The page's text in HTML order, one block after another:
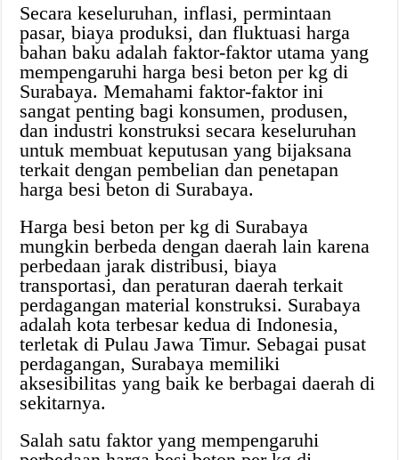
Secara keseluruhan, inflasi, permintaan
pasar, biaya produksi, dan fluktuasi harga
bahan baku adalah faktor-faktor utama yang
mempengaruhi harga besi beton per kg di
Surabaya. Memahami faktor-faktor ini
sangat penting bagi konsumen, produsen,
dan industri konstruksi secara keseluruhan
untuk membuat keputusan yang bijaksana
terkait dengan pembelian dan penetapan
harga besi beton di Surabaya.
Harga besi beton per kg di Surabaya
mungkin berbeda dengan daerah lain karena
perbedaan jarak distribusi, biaya
transportasi, dan peraturan daerah terkait
perdagangan material konstruksi. Surabaya
adalah kota terbesar kedua di Indonesia,
terletak di Pulau Jawa Timur. Sebagai pusat
perdagangan, Surabaya memiliki
aksesibilitas yang baik ke berbagai daerah di
sekitarnya.
Salah satu faktor yang mempengaruhi